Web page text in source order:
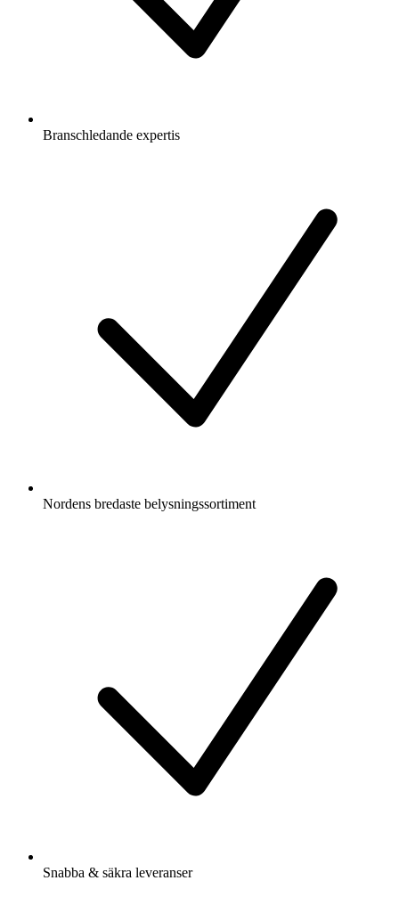
Branschledande expertis
Nordens bredaste belysningssortiment
Snabba & säkra leveranser